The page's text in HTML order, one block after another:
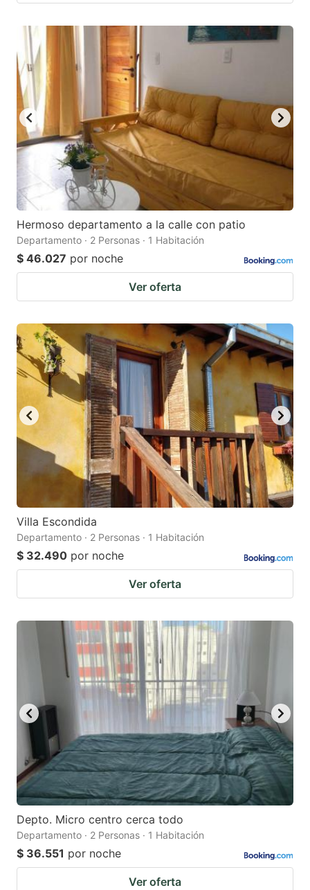
Hermoso departamento a la calle con patio
Departamento · 2 Personas · 1 Habitación
$ 46.027 por noche
Ver oferta
Villa Escondida
Departamento · 2 Personas · 1 Habitación
$ 32.490 por noche
Ver oferta
Depto. Micro centro cerca todo
Departamento · 2 Personas · 1 Habitación
$ 36.551 por noche
Ver oferta